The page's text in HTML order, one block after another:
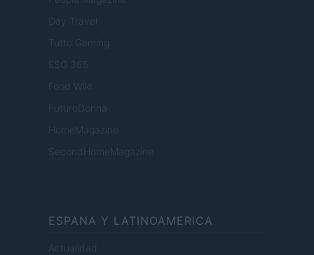
Day Travel
Tutto Gaming
ESG 365
Food Wiki
FuturoDonna
HomeMagazine
SecondHomeMagazine
ESPANA Y LATINOAMERICA
Actualidad